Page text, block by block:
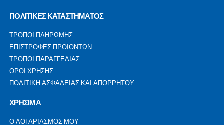
ΠΟΛΙΤΙΚΕΣ ΚΑΤΑΣΤΗΜΑΤΟΣ
ΤΡΟΠΟΙ ΠΛΗΡΩΜΗΣ
ΕΠΙΣΤΡΟΦΕΣ ΠΡΟΙΟΝΤΩΝ
ΤΡΟΠΟΙ ΠΑΡΑΓΓΕΛΙΑΣ
ΟΡΟΙ ΧΡΗΣΗΣ
ΠΟΛΙΤΙΚΗ ΑΣΦΑΛΕΙΑΣ ΚΑΙ ΑΠΟΡΡΗΤΟΥ
ΧΡΗΣΙΜΑ
Ο ΛΟΓΑΡΙΑΣΜΟΣ ΜΟΥ